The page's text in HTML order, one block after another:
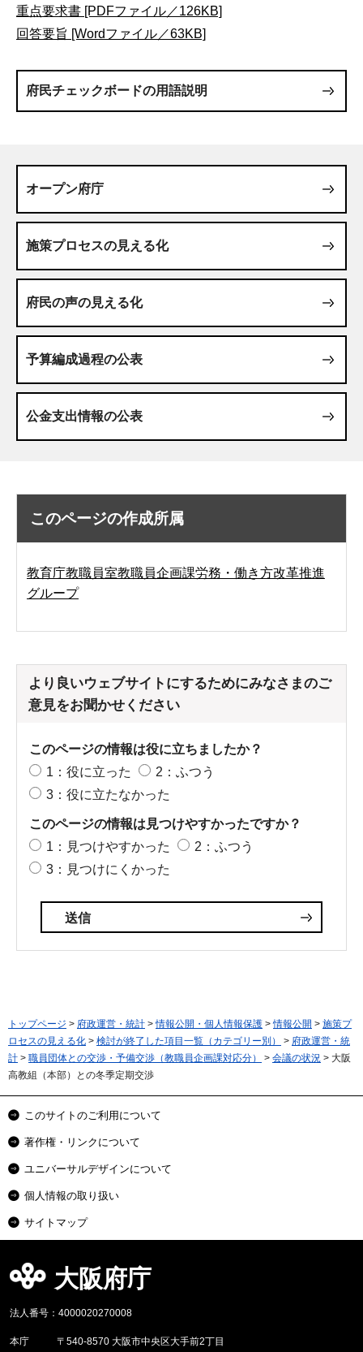
重点要求書 [PDFファイル／126KB]
回答要旨 [Wordファイル／63KB]
府民チェックボードの用語説明
オープン府庁
施策プロセスの見える化
府民の声の見える化
予算編成過程の公表
公金支出情報の公表
このページの作成所属
教育庁教職員室教職員企画課労務・働き方改革推進
グループ
より良いウェブサイトにするためにみなさまのご
意見をお聞かせください
このページの情報は役に立ちましたか？
1：役に立った
2：ふつう
3：役に立たなかった
このページの情報は見つけやすかったですか？
1：見つけやすかった
2：ふつう
3：見つけにくかった
トップページ > 府政運営・統計 >情報公開・個人情報保護 >情報公開 > 施策プ
ロセスの見える化 > 検討が終了した項目一覧（カテゴリー別） > 府政運営・統
計 > 職員団体との交渉・予備交渉（教職員企画課対応分） > 会議の状況 > 大阪
高教組（本部）との冬季定期交渉
このサイトのご利用について
著作権・リンクについて
ユニバーサルデザインについて
個人情報の取り扱い
サイトマップ
大阪府庁
法人番号：4000020270008
本庁 〒540-8570 大阪市中央区大手前2丁目